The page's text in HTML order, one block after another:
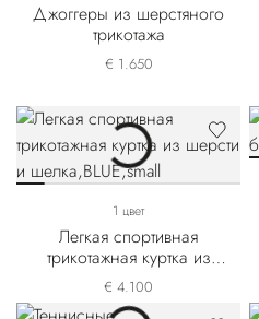
Джоггеры из шерстяного
трикотажа
€ 1.650
1 цвет
Легкая спортивная
трикотажная куртка из
шерсти и шелка
€ 4.100